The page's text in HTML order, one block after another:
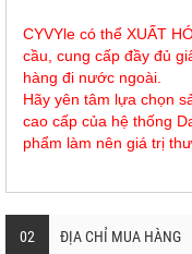
CYVYle có thể XUẤT
cầu, cung cấp đầy đủ
hàng đi nước ngoài.
Hãy yên tâm lựa chọn
cao cấp của hệ thống
phẩm làm nên giá trị
02 ĐỊA CHỈ MUA HÀNG